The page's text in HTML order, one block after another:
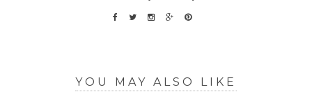
YOU MAY ALSO LIKE